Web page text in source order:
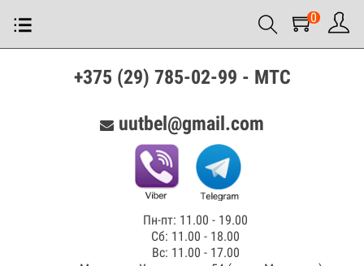
0
+375 (29) 785-02-99 - МТС
uutbel@gmail.com
Пн-пт: 11.00 - 19.00
Сб: 11.00 - 18.00
Вс: 11.00 - 17.00